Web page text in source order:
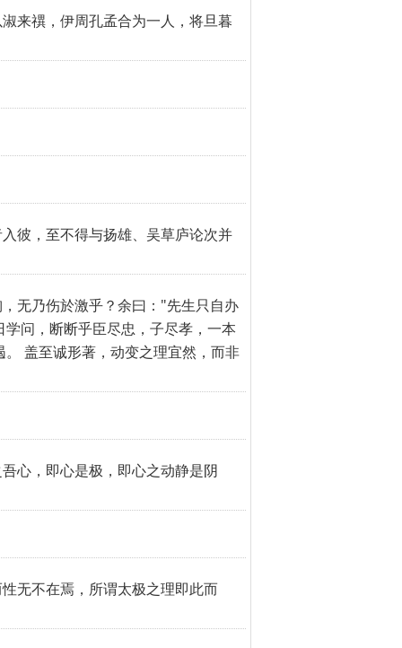
来禩，伊周孔孟合为一人，将旦暮
彼，至不得与扬雄、吴草庐论次并
无乃伤於激乎？余曰："先生只自办
问，断断乎臣尽忠，子尽孝，一本
盖至诚形著，动变之理宜然，而非
心，即心是极，即心之动静是阴
无不在焉，所谓太极之理即此而